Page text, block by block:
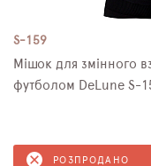
S-159
Мішок для змінного
футболом DeLune S-
РОЗПРОДАНО